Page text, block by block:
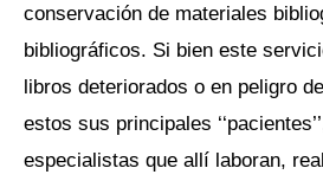
conservación de materiales
bibliográficos. Si bien este
libros deteriorados o en peligro
estos sus principales
especialistas que allí laboran,